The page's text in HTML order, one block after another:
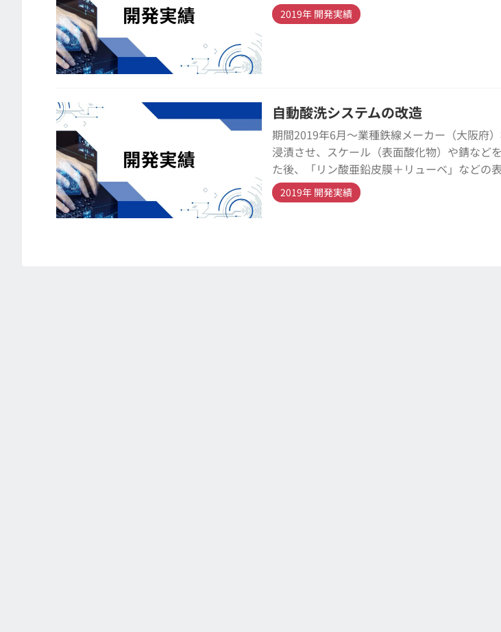
2019年 開発実績
自動酸洗システムの改造
期間2019年6月～業種鉄線メーカー（大阪府
浸漬させ、スケール（表面酸化物）や錆など
た後、「リン酸亜鉛皮膜＋リューベ」などの
2019年 開発実績